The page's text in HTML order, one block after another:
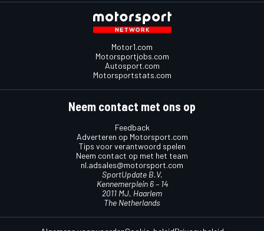
Motor1.com
Motorsportjobs.com
Autosport.com
Motorsportstats.com
Neem contact met ons op
Feedback
Adverteren op Motorsport.com
Tips voor verantwoord spelen
Neem contact op met het team
nl.adsales@motorsport.com
SportUpdate B.V.
Kennemerplein 6 – 14
2011 MJ, Haarlem
The Netherlands